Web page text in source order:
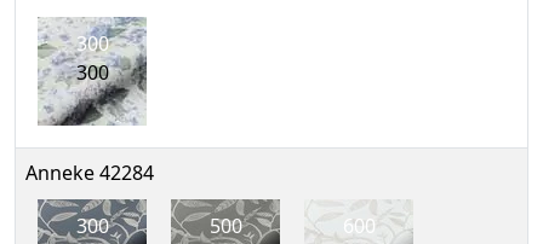
300
300
Anneke 42284
300
500
600